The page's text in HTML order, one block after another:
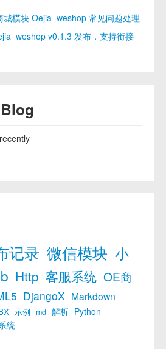
模块 Oejia_weshop 常见问题处理
v0.1.3 发布，支持衔接
记录 微信模块 小
Http 客服系统 OE商
DjangoX Markdown
示例 md 解析 Python
统